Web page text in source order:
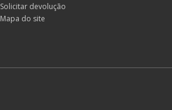
Solicitar devolução
Mapa do site